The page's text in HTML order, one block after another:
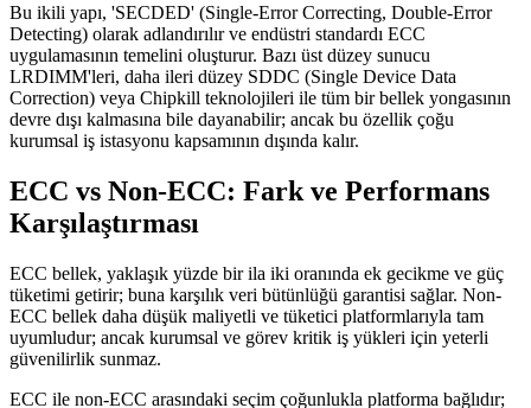
Bu ikili yapı, 'SECDED' (Single-Error Correcting, Double-Error
Detecting) olarak adlandırılır ve endüstri standardı ECC
uygulamasının temelini oluşturur. Bazı üst düzey sunucu
LRDIMM'leri, daha ileri düzey SDDC (Single Device Data
Correction) veya Chipkill teknolojileri ile tüm bir bellek yongasının
devre dışı kalmasına bile dayanabilir; ancak bu özellik çoğu
kurumsal iş istasyonu kapsamının dışında kalır.
ECC vs Non-ECC: Fark ve Performans
Karşılaştırması
ECC bellek, yaklaşık yüzde bir ila iki oranında ek gecikme ve güç
tüketimi getirir; buna karşılık veri bütünlüğü garantisi sağlar. Non-
ECC bellek daha düşük maliyetli ve tüketici platformlarıyla tam
uyumludur; ancak kurumsal ve görev kritik iş yükleri için yeterli
güvenilirlik sunmaz.
ECC ile non-ECC arasındaki seçim çoğunlukla platforma bağlıdır;